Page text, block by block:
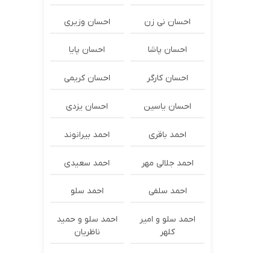
احسان نی زن احسان وزیری
احسان پاشا احسان پایا
احسان کارگر احسان کریمی
احسان یاسین احسان یزدی
احمد باقری احمد بیرانوند
احمد جلالی مهر احمد سعیدی
احمد سلفی احمد سلو
احمد سلو و امیر
کلهر
احمد سلو و حمید
ناظریان